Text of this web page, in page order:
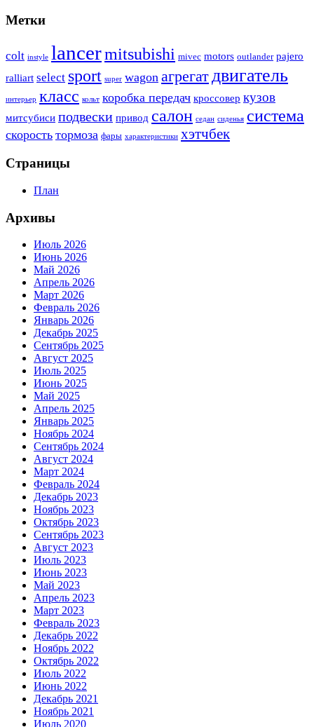
Метки
colt instyle lancermitsubishi mivec motors outlander pajero
ralliart select sport super wagon агрегат двигатель
интерьер класс кольт коробка передач кроссовер кузов
митсубиси подвески привод салон седан сиденья система
скорость тормоза фары характеристики хэтчбек
Страницы
План
Архивы
Июль 2026
Июнь 2026
Май 2026
Апрель 2026
Март 2026
Февраль 2026
Январь 2026
Декабрь 2025
Сентябрь 2025
Август 2025
Июль 2025
Июнь 2025
Май 2025
Апрель 2025
Январь 2025
Ноябрь 2024
Сентябрь 2024
Август 2024
Март 2024
Февраль 2024
Декабрь 2023
Ноябрь 2023
Октябрь 2023
Сентябрь 2023
Август 2023
Июль 2023
Июнь 2023
Май 2023
Апрель 2023
Март 2023
Февраль 2023
Декабрь 2022
Ноябрь 2022
Октябрь 2022
Июль 2022
Июнь 2022
Декабрь 2021
Ноябрь 2021
Июль 2020